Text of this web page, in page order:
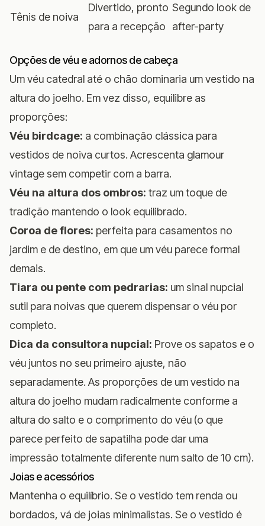
Tênis de noiva
Divertido, pronto
para a recepção
Segundo look de
after-party
Opções de véu e adornos de cabeça
Um véu catedral até o chão dominaria um vestido na
altura do joelho. Em vez disso, equilibre as
proporções:
Véu birdcage: a combinação clássica para
vestidos de noiva curtos. Acrescenta glamour
vintage sem competir com a barra.
Véu na altura dos ombros: traz um toque de
tradição mantendo o look equilibrado.
Coroa de flores: perfeita para casamentos no
jardim e de destino, em que um véu parece formal
demais.
Tiara ou pente com pedrarias: um sinal nupcial
sutil para noivas que querem dispensar o véu por
completo.
Dica da consultora nupcial: Prove os sapatos e o
véu juntos no seu primeiro ajuste, não
separadamente. As proporções de um vestido na
altura do joelho mudam radicalmente conforme a
altura do salto e o comprimento do véu (o que
parece perfeito de sapatilha pode dar uma
impressão totalmente diferente num salto de 10 cm).
Joias e acessórios
Mantenha o equilíbrio. Se o vestido tem renda ou
bordados, vá de joias minimalistas. Se o vestido é